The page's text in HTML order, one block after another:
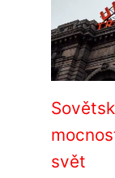
svět